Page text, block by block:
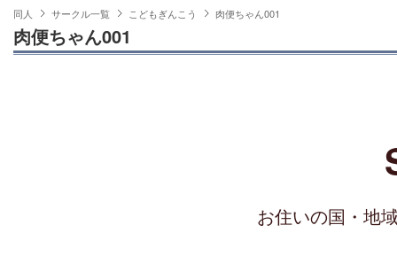
同人 サークル一覧 こどもぎんこう 肉便ちゃん001
肉便ちゃん001
お住いの国・地